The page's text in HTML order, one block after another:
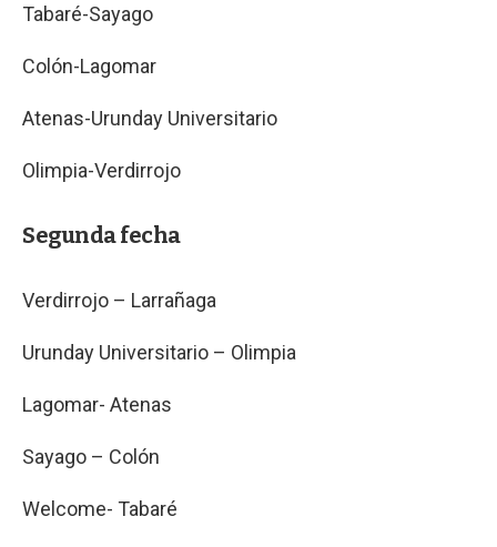
Tabaré-Sayago
Colón-Lagomar
Atenas-Urunday Universitario
Olimpia-Verdirrojo
Segunda fecha
Verdirrojo – Larrañaga
Urunday Universitario – Olimpia
Lagomar- Atenas
Sayago – Colón
Welcome- Tabaré